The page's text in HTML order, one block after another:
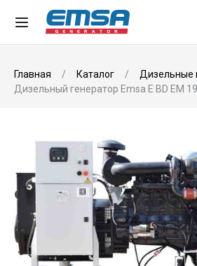
Главная Каталог
Дизельные
Дизельный генератор Emsa E BD EM